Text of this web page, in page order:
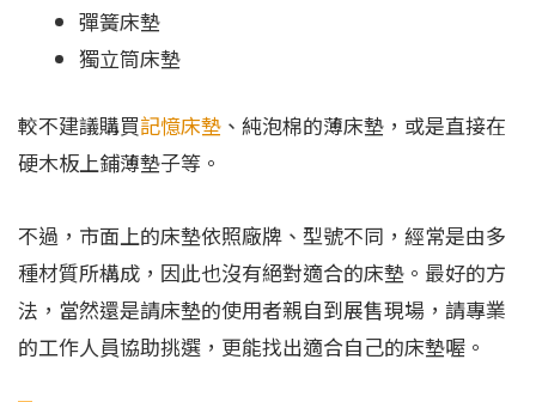
彈簧床墊
獨立筒床墊
較不建議購買記憶床墊 、純泡棉的薄床墊，或是直接在
硬木板上鋪薄墊子等。
不過，市面上的床墊依照廠牌、型號不同，經常是由多
種材質所構成，因此也沒有絕對適合的床墊。最好的方
法，當然還是請床墊的使用者親自到展售現場，請專業
的工作人員協助挑選，更能找出適合自己的床墊喔。